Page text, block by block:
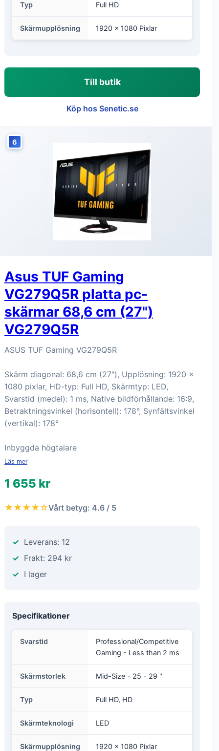
Typ Full HD
Skärmupplösning 1920 x 1080 Pixlar
Till butik
Köp hos Senetic.se
6
Asus TUF Gaming
VG279Q5R platta pc-
skärmar 68,6 cm (27")
VG279Q5R
ASUS TUF Gaming VG279Q5R
Skärm diagonal: 68,6 cm (27"), Upplösning: 1920 x
1080 pixlar, HD-typ: Full HD, Skärmtyp: LED,
Svarstid (medel): 1 ms, Native bildförhållande: 16:9,
Betraktningsvinkel (horisontell): 178°, Synfältsvinkel
(vertikal): 178°
Inbyggda högtalare
Läs mer
1 655 kr
★★★★☆Vårt betyg: 4.6 / 5
Leverans: 12
Frakt: 294 kr
I lager
Specifikationer
Svarstid
Professional/Competitive
Gaming - Less than 2 ms
Skärmstorlek Mid-Size - 25 - 29 "
Typ Full HD, HD
Skärmteknologi LED
Skärmupplösning 1920 x 1080 Pixlar